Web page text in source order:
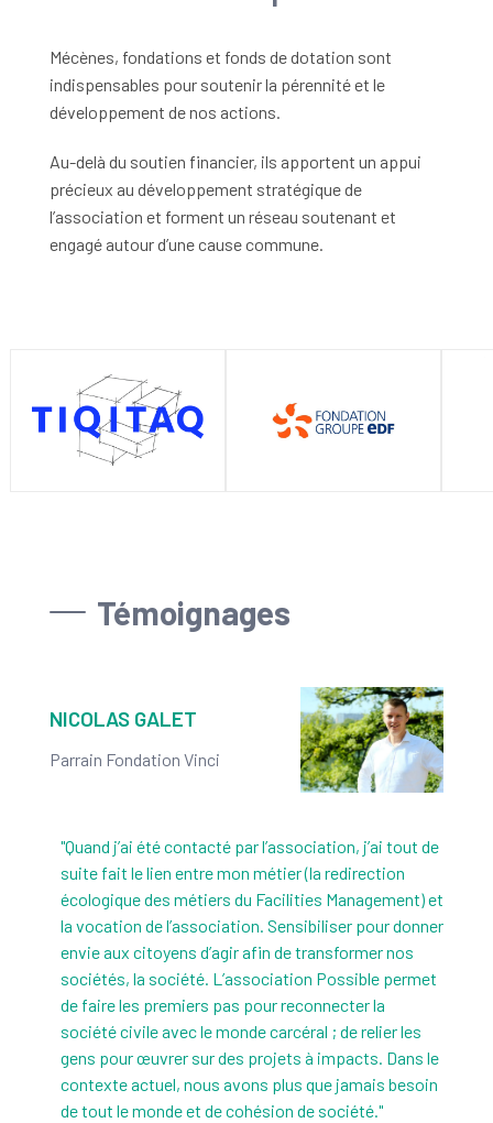
Mécènes, fondations et fonds de dotation sont
indispensables pour soutenir la pérennité et le
développement de nos actions.
Au-delà du soutien financier, ils apportent un appui
précieux au développement stratégique de
l’association et forment un réseau soutenant et
engagé autour d’une cause commune.
Témoignages
NICOLAS GALET
Parrain Fondation Vinci
"Quand j’ai été contacté par l’association, j’ai tout de
suite fait le lien entre mon métier (la redirection
écologique des métiers du Facilities Management) et
la vocation de l’association. Sensibiliser pour donner
envie aux citoyens d’agir afin de transformer nos
sociétés, la société. L’association Possible permet
de faire les premiers pas pour reconnecter la
société civile avec le monde carcéral ; de relier les
gens pour œuvrer sur des projets à impacts. Dans le
contexte actuel, nous avons plus que jamais besoin
de tout le monde et de cohésion de société."